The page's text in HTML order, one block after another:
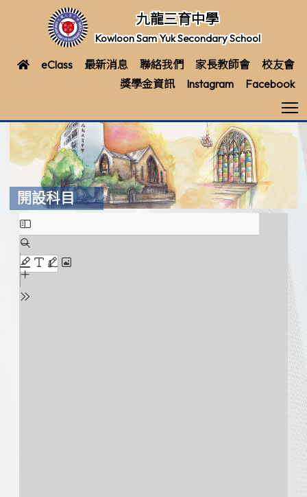
九龍三育中學
Kowloon Sam Yuk Secondary School
eClass 最新消息 聯絡我們 家長教師會
校友會
獎學金資訊
Instagram Facebook
開設科目